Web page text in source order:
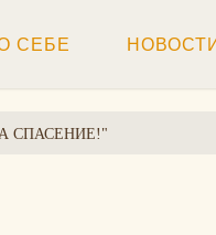
СЕБЕ НОВОСТИ
СПАСЕНИЕ!"